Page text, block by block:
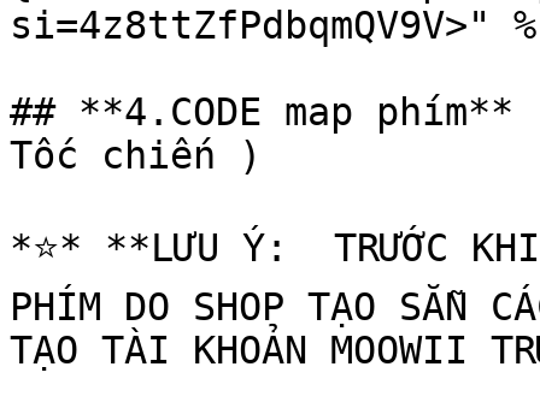
si=4z8ttZfPdbqmQV9V>"
## **4.CODE map
Tốc chiến )
*⭐️* **LƯU Ý:  TRƯỚC KHI
PHÍM DO SHOP TẠO SẴN
TẠO TÀI KHOẢN MOOWII